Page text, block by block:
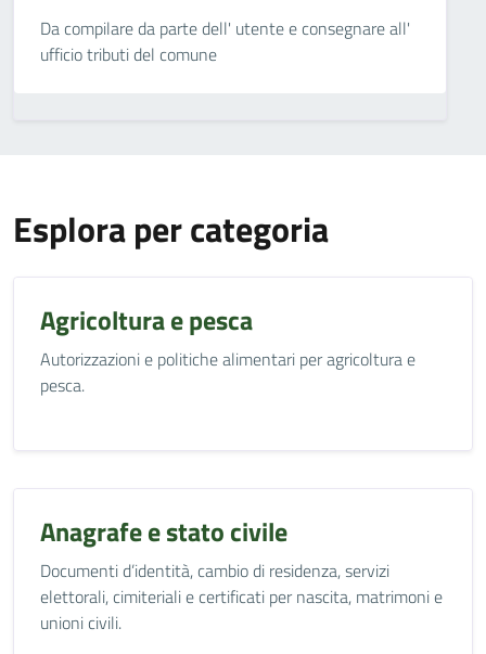
Da compilare da parte dell' utente e consegnare all'
ufficio tributi del comune
Esplora per categoria
Agricoltura e pesca
Autorizzazioni e politiche alimentari per agricoltura e
pesca.
Anagrafe e stato civile
Documenti d’identità, cambio di residenza, servizi
elettorali, cimiteriali e certificati per nascita, matrimoni e
unioni civili.